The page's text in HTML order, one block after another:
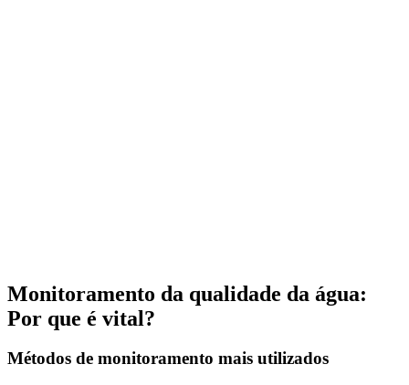
Monitoramento da qualidade da água:
Por que é vital?
Métodos de monitoramento mais utilizados